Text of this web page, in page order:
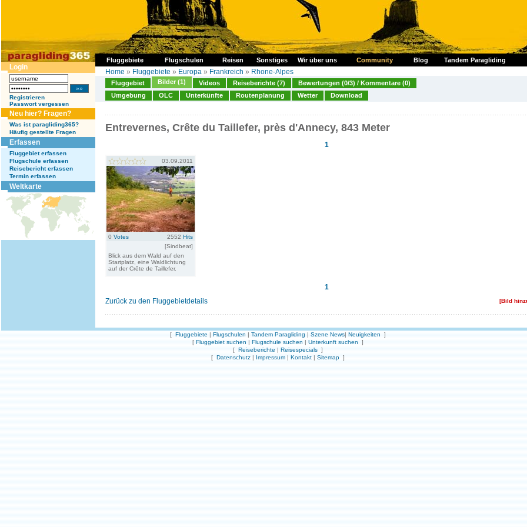
Fluggebiete Flugschulen Reisen Sonstiges Wir über uns Community Blog Tandem Paragliding
Login
Registrieren
Passwort vergessen
Neu hier? Fragen?
Was ist paragliding365?
Häufig gestellte Fragen
Erfassen
Fluggebiet erfassen
Flugschule erfassen
Reisebericht erfassen
Termin erfassen
Weltkarte
Home » Fluggebiete » Europa » Frankreich » Rhone-Alpes
Fluggebiet Bilder (1) Videos Reiseberichte (7)
Bewertungen (0/3) / Kommentare (0)
Umgebung
OLC Unterkünfte Routenplanung Wetter Download
Entrevernes, Crête du Taillefer, près d'Annecy, 843 Meter
1
03.09.2011
0 Votes 2552 Hits
[Sindbeat]
Blick aus dem Wald auf den
Startplatz, eine Waldlichtung
auf der Crête de Taillefer.
1
Zurück zu den Fluggebietdetails
[Bild
[ Fluggebiete | Flugschulen | Tandem Paragliding | Szene News| Neuigkeiten ]
[ Fluggebiet suchen | Flugschule suchen | Unterkunft suchen ]
[ Reiseberichte | Reisespecials ]
[ Datenschutz | Impressum | Kontakt | Sitemap ]